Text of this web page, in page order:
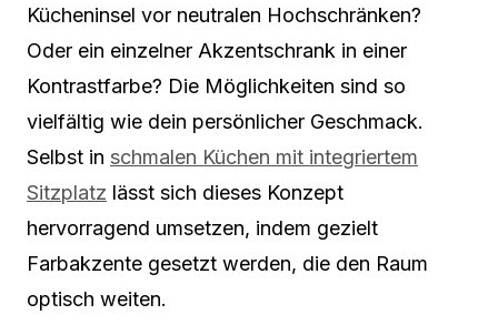
Kücheninsel vor neutralen Hochschränken?
Oder ein einzelner Akzentschrank in einer
Kontrastfarbe? Die Möglichkeiten sind so
vielfältig wie dein persönlicher Geschmack.
Selbst in schmalen Küchen mit integriertem
Sitzplatz lässt sich dieses Konzept
hervorragend umsetzen, indem gezielt
Farbakzente gesetzt werden, die den Raum
optisch weiten.